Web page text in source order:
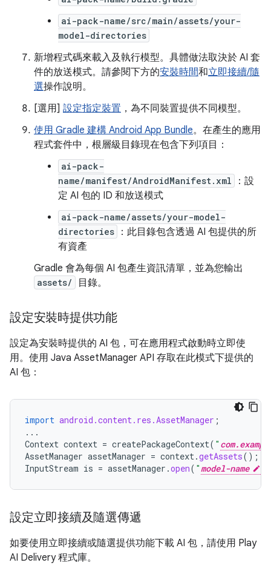
ai-pack-name/src/main/assets/your-
model-directories
新增程式碼來載入及執行模型。具體做法取決於 AI 套
件的放送模式。請參閱下方的安裝時間和立即接續/隨
選操作說明。
[選用] 設定指定裝置 ，為不同裝置提供不同模型。
使用 Gradle 建構 Android App Bundle。在產生的應用
程式套件中，根層級目錄現在包含下列項目：
ai-pack-
name/manifest/AndroidManifest.xml
：設
定 AI 包的 ID 和放送模式
ai-pack-name/assets/your-model-
directories
：此目錄包含透過 AI 包提供的所
有資產
Gradle 會為每個 AI 包產生資訊清單，並為您輸出
assets/ 目錄。
設定安裝時提供功能
設定為安裝時提供的 AI 包，可在應用程式啟動時立即使
用。使用 Java AssetManager API 存取在此模式下提供的
AI 包：
import android.content.res.AssetManager ;
...
Context context = createPackageContext( "
AssetManager assetManager = context.getAssets();
InputStream is = assetManager .open( "model-name
設定立即接續及隨選傳遞
如要使用立即接續或隨選提供功能下載 AI 包，請使用 Play
AI Delivery 程式庫。